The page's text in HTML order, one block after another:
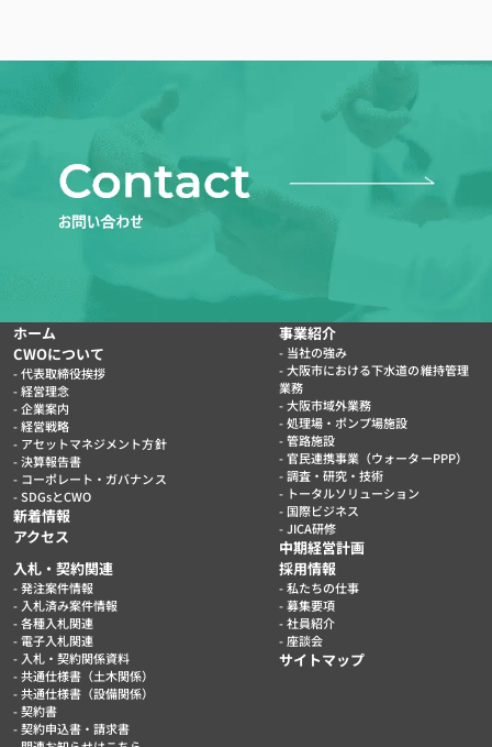
ホーム
CWOについて
代表取締役挨拶
経営理念
企業案内
経営戦略
アセットマネジメント方針
決算報告書
コーポレート・ガバナンス
SDGsとCWO
新着情報
アクセス
事業紹介
当社の強み
大阪市における下水道の維持管理
業務
大阪市域外業務
処理場・ポンプ場施設
管路施設
官民連携事業（ウォーターPPP）
調査・研究・技術
トータルソリューション
国際ビジネス
JICA研修
中期経営計画
入札・契約関連
発注案件情報
入札済み案件情報
各種入札関連
電子入札関連
入札・契約関係資料
共通仕様書（土木関係）
共通仕様書（設備関係）
契約書
契約申込書・請求書
採用情報
私たちの仕事
募集要項
社員紹介
座談会
サイトマップ